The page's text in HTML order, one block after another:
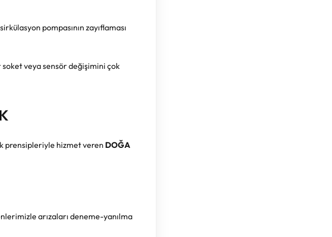
pompasının zayıflaması
veya sensör değişimini çok
prensipleriyle hizmet veren DOĞA
arızaları deneme-yanılma